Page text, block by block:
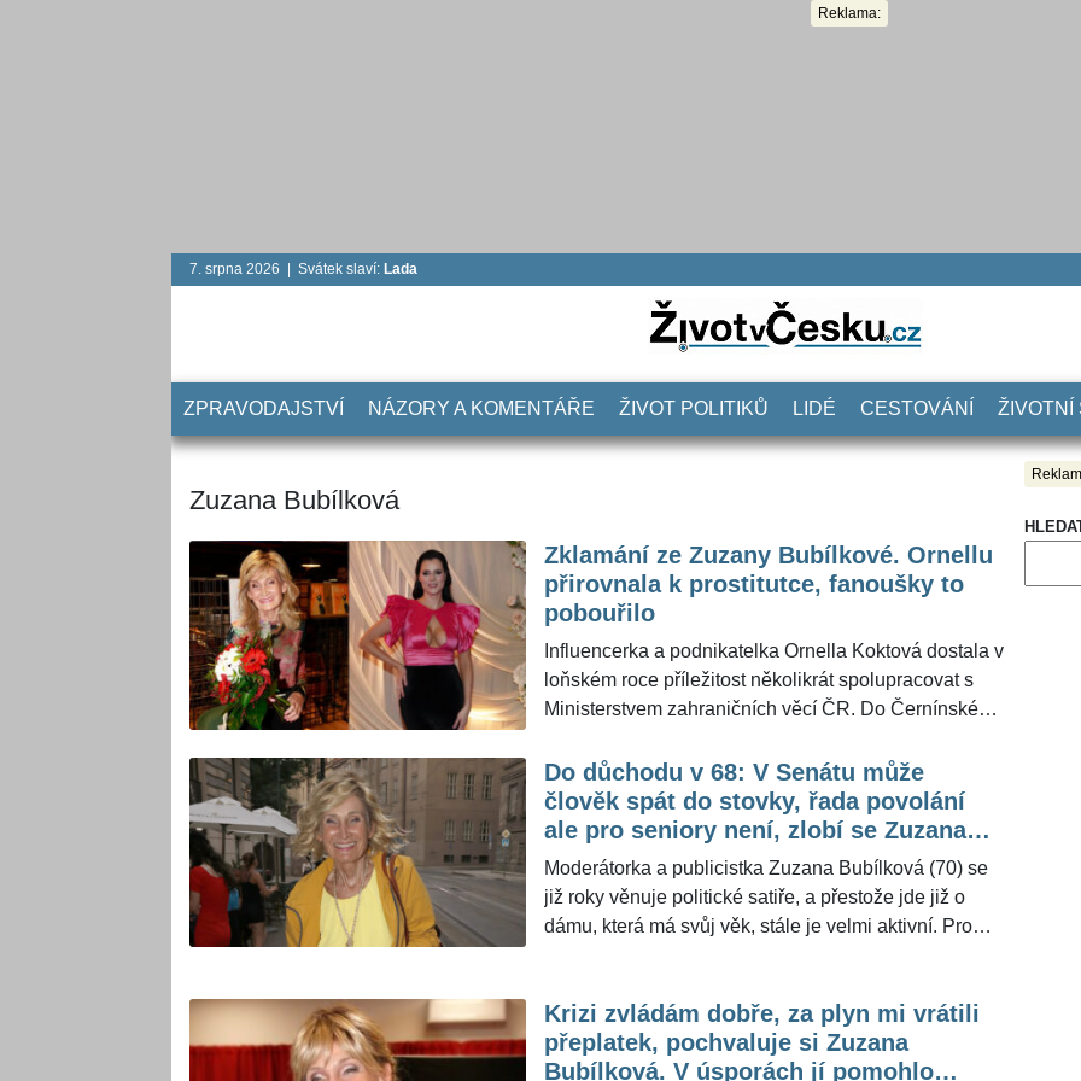
Reklama:
7. srpna 2026 | Svátek slaví: Lada
ZPRAVODAJSTVÍ NÁZORY A KOMENTÁŘE ŽIVOT POLITIKŮ LIDÉ CESTOVÁNÍ ŽIVOTNÍ
Zuzana Bubílková
Zklamání ze Zuzany Bubílkové. Ornellu
přirovnala k prostitutce, fanoušky to
pobouřilo
Influencerka a podnikatelka Ornella Koktová dostala v
loňském roce příležitost několikrát spolupracovat s
Ministerstvem zahraničních věcí ČR. Do Černínského
podobě loga, které má reprezentovat Českou
republiku v zahraničí. V létě se pak ujala další výzvy –⁠⁠⁠⁠⁠⁠
občanům přiblížila systém DROZD, který pomáhá
»mini kampani« zmínila v pořadu Bez urážky! i
komička a moderátorka Zuzana Bubílková. Ta však
Ornellu nevykreslila v nejlepším světle, což mnoho
Ornella promluvila pro ŽivotvČesku.cz již dříve.
Do důchodu v 68: V Senátu může
člověk spát do stovky, řada povolání
ale pro seniory není, zlobí se Zuzana
Bubílková
Moderátorka a publicistka Zuzana Bubílková (70) se
již roky věnuje politické satiře, a přestože jde již o
dámu, která má svůj věk, stále je velmi aktivní. Pro
nově odcházeli do penze až v 68 letech. "Je to jen
velká bezradnost," myslí si známá glosátorka
politického dění v Česku.
Krizi zvládám dobře, za plyn mi vrátili
přeplatek, pochvaluje si Zuzana
Bubílková. V úsporách jí pomohlo